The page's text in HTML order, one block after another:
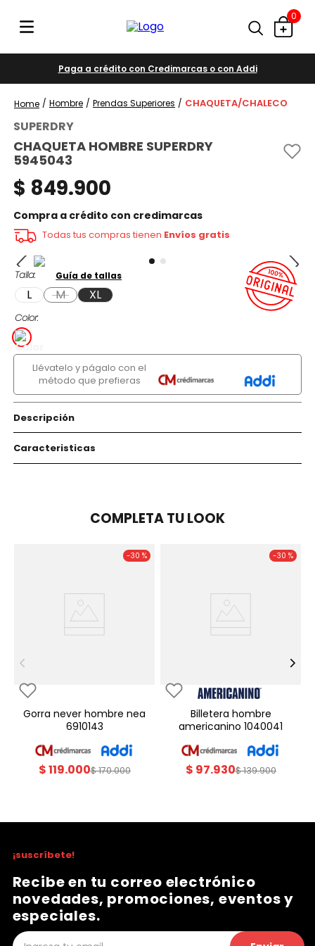
0
Paga a crédito con Credimarcas o con Addi
Hombre Prendas Superiores CHAQUETA/CHALECO
SUPERDRY
CHAQUETA HOMBRE SUPERDRY
5945043
$ 849.900
Compra a crédito con credimarcas
Todas tus compras tienen Envíos gratis
Talla
L M XL
Color
Guía de tallas
Llévatelo y págalo con el
método que prefieras
Descripción
Caracteristicas
COMPLETA TU LOOK
-30 %
gorra never hombre nea
6910143
$119.000$170.000
-30 %
billetera hombre
americanino 1040041
$ 97.930$139.900
¡suscríbete!
Recibe en tu correo electrónico
novedades, promociones, eventos y
especiales.